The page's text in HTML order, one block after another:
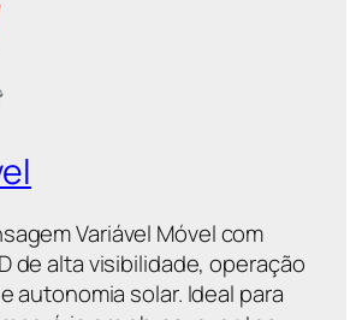
Variável Móvel com
de alta visibilidade, operação
autonomia solar. Ideal para